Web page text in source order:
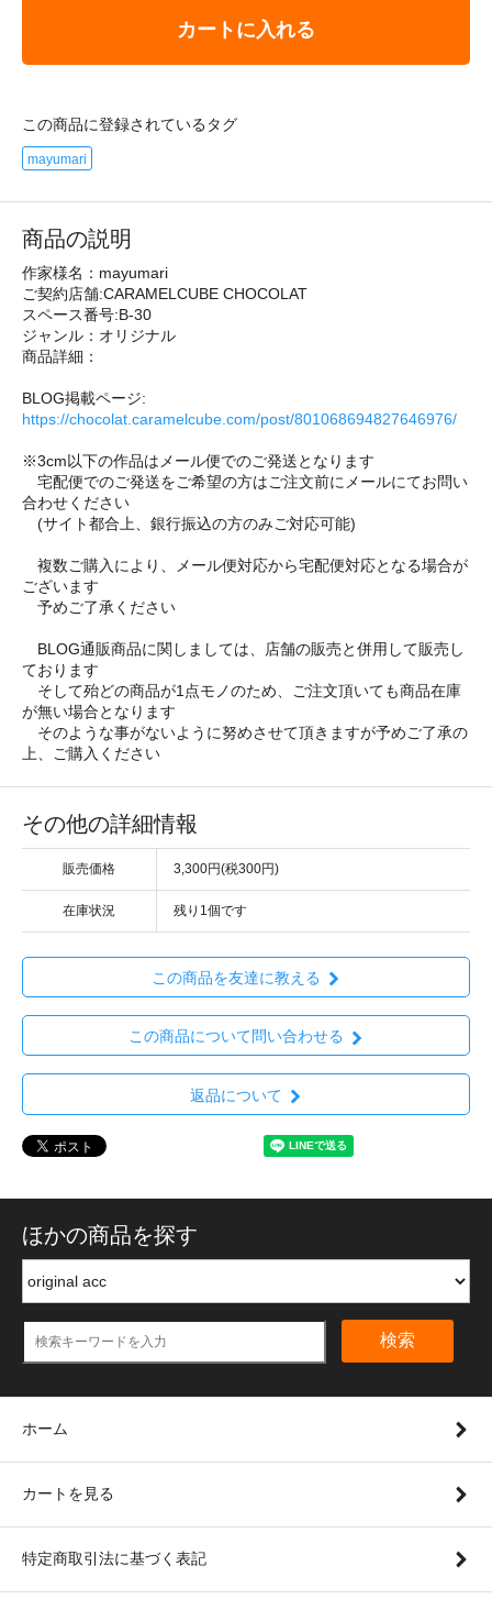
カートに入れる
この商品に登録されているタグ
mayumari
商品の説明
作家様名：mayumari
ご契約店舗:CARAMELCUBE CHOCOLAT
スペース番号:B-30
ジャンル：オリジナル
商品詳細：
BLOG掲載ページ:
https://chocolat.caramelcube.com/post/801068694827646976/
※3cm以下の作品はメール便でのご発送となります
宅配便でのご発送をご希望の方はご注文前にメールにてお問い
合わせください
(サイト都合上、銀行振込の方のみご対応可能)
複数ご購入により、メール便対応から宅配便対応となる場合が
ございます
予めご了承ください
BLOG通販商品に関しましては、店舗の販売と併用して販売し
ております
そして殆どの商品が1点モノのため、ご注文頂いても商品在庫
が無い場合となります
そのような事がないように努めさせて頂きますが予めご了承の
上、ご購入ください
その他の詳細情報
販売価格 3,300円(税300円)
在庫状況 残り1個です
この商品を友達に教える
この商品について問い合わせる
返品について
ほかの商品を探す
検索
ホーム
カートを見る
特定商取引法に基づく表記